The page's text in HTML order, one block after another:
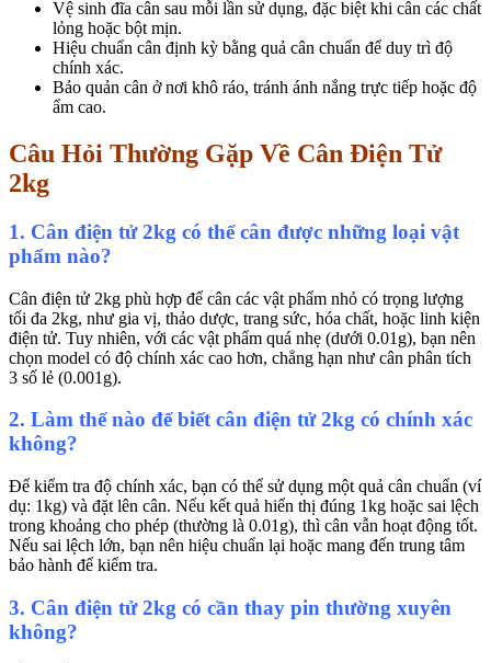
Vệ sinh đĩa cân sau mỗi lần sử dụng, đặc biệt khi cân các chất
lỏng hoặc bột mịn.
Hiệu chuẩn cân định kỳ bằng quả cân chuẩn để duy trì độ
chính xác.
Bảo quản cân ở nơi khô ráo, tránh ánh nắng trực tiếp hoặc độ
ẩm cao.
Câu Hỏi Thường Gặp Về Cân Điện Tử
2kg
1. Cân điện tử 2kg có thể cân được những loại vật
phẩm nào?
Cân điện tử 2kg phù hợp để cân các vật phẩm nhỏ có trọng lượng
tối đa 2kg, như gia vị, thảo dược, trang sức, hóa chất, hoặc linh kiện
điện tử. Tuy nhiên, với các vật phẩm quá nhẹ (dưới 0.01g), bạn nên
chọn model có độ chính xác cao hơn, chẳng hạn như cân phân tích
3 số lẻ (0.001g).
2. Làm thế nào để biết cân điện tử 2kg có chính xác
không?
Để kiểm tra độ chính xác, bạn có thể sử dụng một quả cân chuẩn (ví
dụ: 1kg) và đặt lên cân. Nếu kết quả hiển thị đúng 1kg hoặc sai lệch
trong khoảng cho phép (thường là 0.01g), thì cân vẫn hoạt động tốt.
Nếu sai lệch lớn, bạn nên hiệu chuẩn lại hoặc mang đến trung tâm
bảo hành để kiểm tra.
3. Cân điện tử 2kg có cần thay pin thường xuyên
không?